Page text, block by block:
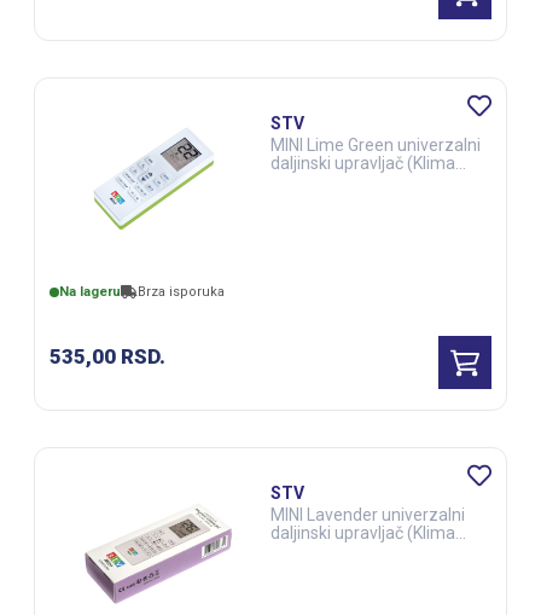
Na lageru Brza isporuka
535,00 RSD.
STV
MINI Lime Green univerzalni
daljinski upravljač (Klima
STV
MINI Lavender univerzalni
daljinski upravljač (Klima